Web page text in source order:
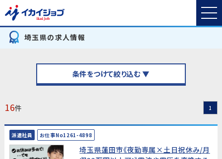
埼玉県の求人情報
条件をつけて絞り込む ▼
16件 1
派遣社員 お仕事No1261-4898
埼玉県蓮田市《夜勤専属×土日祝休み/月